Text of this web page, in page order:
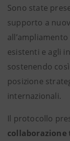
Sono state
supporto a
esistenti e agli
sostenendo
posizione
internazionali.
Il protocollo
collaborazione